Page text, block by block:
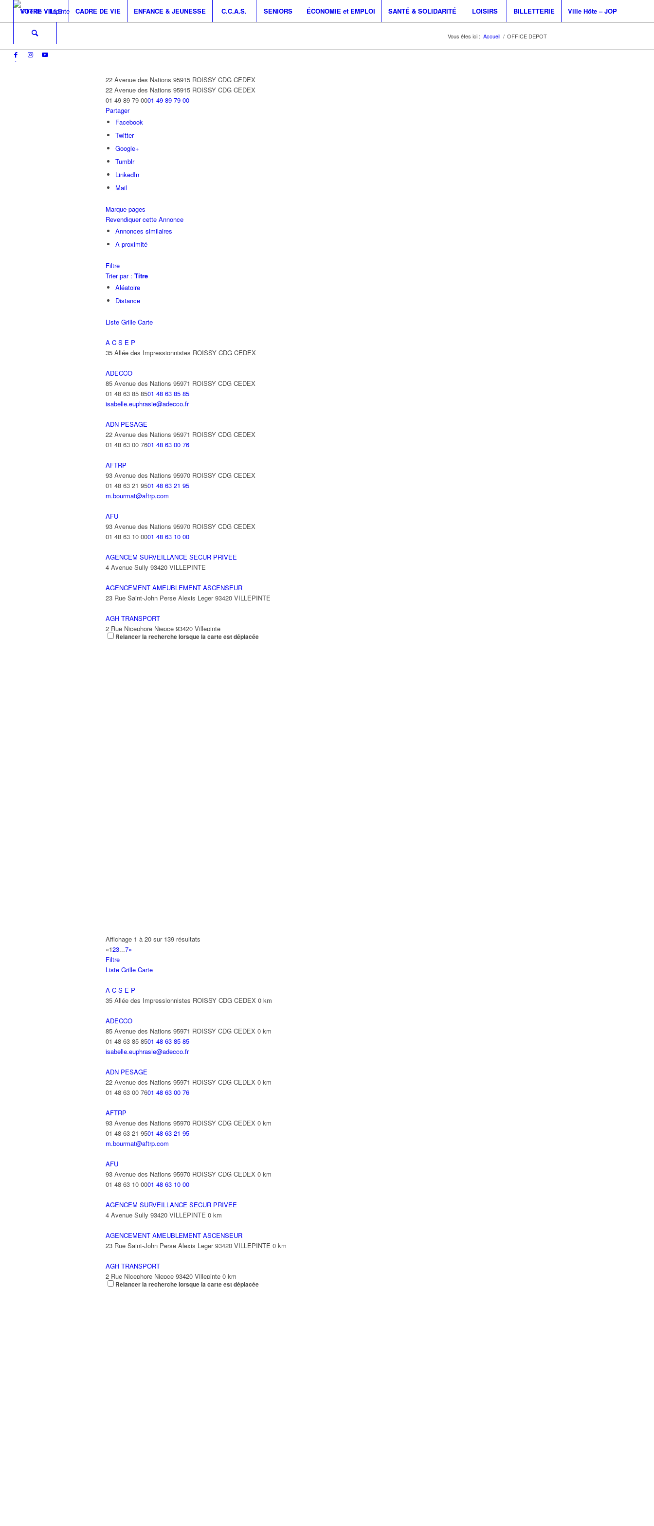
VOTRE VILLE CADRE DE VIE ENFANCE & JEUNESSE C.C.A.S. SENIORS ÉCONOMIE et EMPLOI SANTÉ & SOLIDARITÉ LOISIRS BILLETTERIE Ville Hôte – JOP
Vous êtes ici : Accueil / OFFICE DEPOT
22 Avenue des Nations 95915 ROISSY CDG CEDEX
22 Avenue des Nations 95915 ROISSY CDG CEDEX
01 49 89 79 0001 49 89 79 00
Partager
Facebook
Twitter
Google+
Tumblr
LinkedIn
Mail
Marque-pages
Revendiquer cette Annonce
Annonces similaires
A proximité
Filtre
Trier par : Titre
Aléatoire
Distance
Liste Grille Carte
A C S E P
35 Allée des Impressionnistes ROISSY CDG CEDEX
ADECCO
85 Avenue des Nations 95971 ROISSY CDG CEDEX
01 48 63 85 8501 48 63 85 85
isabelle.euphrasie@adecco.fr
ADN PESAGE
22 Avenue des Nations 95971 ROISSY CDG CEDEX
01 48 63 00 7601 48 63 00 76
AFTRP
93 Avenue des Nations 95970 ROISSY CDG CEDEX
01 48 63 21 9501 48 63 21 95
m.bourmat@aftrp.com
AFU
93 Avenue des Nations 95970 ROISSY CDG CEDEX
01 48 63 10 0001 48 63 10 00
AGENCEM SURVEILLANCE SECUR PRIVEE
4 Avenue Sully 93420 VILLEPINTE
AGENCEMENT AMEUBLEMENT ASCENSEUR
23 Rue Saint-John Perse Alexis Leger 93420 VILLEPINTE
AGH TRANSPORT
2 Rue Nicephore Niepce 93420 Villepinte
01 48 63 67 2201 48 63 67 22
ANIXTER FRANCE SARL
22 Avenue des Nations 93420 VILLEPINTE
beatrice.warnier@amixter.com
ANTAYA FREDERIC
15 Avenue des Fougères 93420 VILLEPINTE
ANTENPLUS
68 Avenue Diderot 93420 VILLEPINTE
ANTOFREDO
31 Avenue Anciens Combattants d'A F N 93420 VILLEPINTE
Relancer la recherche lorsque la carte est déplacée
Affichage 1 à 20 sur 139 résultats
«123...7»
Filtre
Liste Grille Carte
A C S E P
35 Allée des Impressionnistes ROISSY CDG CEDEX 0 km
ADECCO
85 Avenue des Nations 95971 ROISSY CDG CEDEX 0 km
01 48 63 85 8501 48 63 85 85
isabelle.euphrasie@adecco.fr
ADN PESAGE
22 Avenue des Nations 95971 ROISSY CDG CEDEX 0 km
01 48 63 00 7601 48 63 00 76
AFTRP
93 Avenue des Nations 95970 ROISSY CDG CEDEX 0 km
01 48 63 21 9501 48 63 21 95
m.bourmat@aftrp.com
AFU
93 Avenue des Nations 95970 ROISSY CDG CEDEX 0 km
01 48 63 10 0001 48 63 10 00
AGENCEM SURVEILLANCE SECUR PRIVEE
4 Avenue Sully 93420 VILLEPINTE 0 km
AGENCEMENT AMEUBLEMENT ASCENSEUR
23 Rue Saint-John Perse Alexis Leger 93420 VILLEPINTE 0 km
AGH TRANSPORT
2 Rue Nicephore Niepce 93420 Villepinte 0 km
Relancer la recherche lorsque la carte est déplacée